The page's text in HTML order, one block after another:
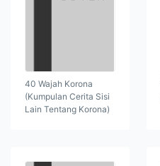
40 Wajah Korona
(Kumpulan Cerita Sisi
Lain Tentang Korona)